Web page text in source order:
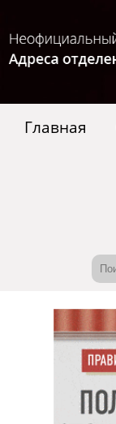
Главная